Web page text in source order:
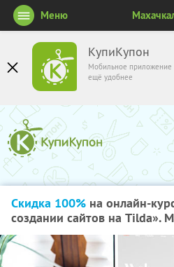
КупиКупон
Мобильное приложение
ещё удобнее
Меню
Скидка 100% на онлайн-
создании сайтов на Tilda».